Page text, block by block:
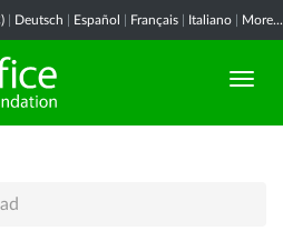
Deutsch Español Français Italiano More...